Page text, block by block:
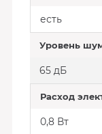
есть
Уровень
65 дБ
Расход
0,8 Вт